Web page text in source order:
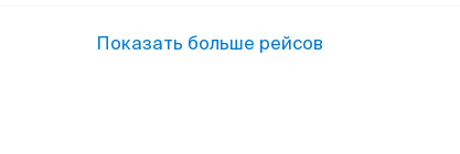
Показать больше рейсов